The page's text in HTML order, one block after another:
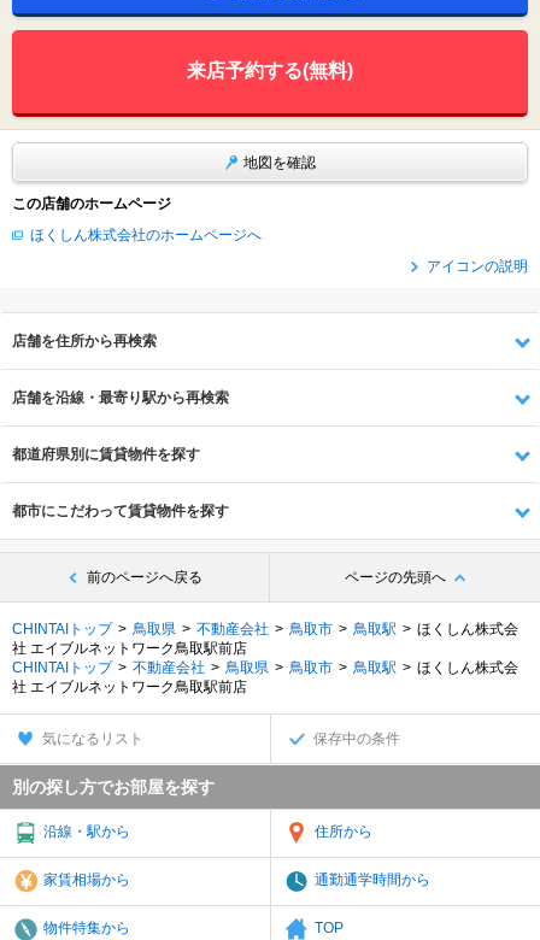
来店予約する(無料)
地図を確認
この店舗のホームページ
ほくしん株式会社のホームページへ
アイコンの説明
店舗を住所から再検索
店舗を沿線・最寄り駅から再検索
都道府県別に賃貸物件を探す
都市にこだわって賃貸物件を探す
前のページへ戻る ページの先頭へ
CHINTAIトップ 鳥取県 不動産会社 鳥取市 鳥取駅
ほくしん株式会
社 エイブルネットワーク鳥取駅前店
CHINTAIトップ
不動産会社 鳥取県 鳥取市 鳥取駅
ほくしん株式会
社 エイブルネットワーク鳥取駅前店
気になるリスト 保存中の条件
別の探し方でお部屋を探す
沿線・駅から 住所から
家賃相場から 通勤通学時間から
物件特集から TOP